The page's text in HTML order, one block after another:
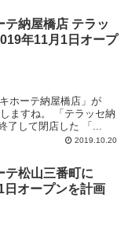
テ納屋橋店 テラッ
年11月1日オープ
テラッセ納
業終了して閉店した 「...
2019.10.20
テ松山三番町に
日オープンを計画